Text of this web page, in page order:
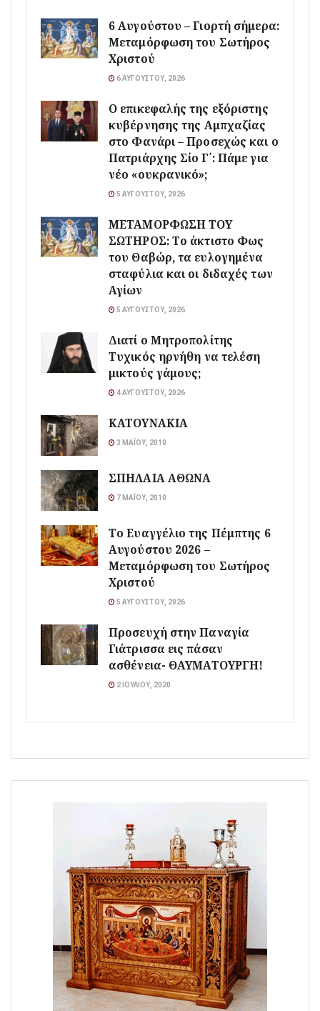
6 Αυγούστου – Γιορτή σήμερα:
Μεταμόρφωση του Σωτήρος
Χριστού
6 ΑΥΓΟΎΣΤΟΥ, 2026
Ο επικεφαλής της εξόριστης
κυβέρνησης της Αμπχαζίας
στο Φανάρι – Προσεχώς και ο
Πατριάρχης Σίο Γ΄: Πάμε για
νέο «ουκρανικό»;
5 ΑΥΓΟΎΣΤΟΥ, 2026
ΜΕΤΑΜΟΡΦΩΣΗ ΤΟΥ
ΣΩΤΗΡΟΣ: Το άκτιστο Φως
του Θαβώρ, τα ευλογημένα
σταφύλια και οι διδαχές των
Αγίων
5 ΑΥΓΟΎΣΤΟΥ, 2026
Διατί ο Μητροπολίτης
Τυχικός ηρνήθη να τελέση
μικτούς γάμους;
4 ΑΥΓΟΎΣΤΟΥ, 2026
ΚΑΤΟΥΝΑΚΙΑ
3 ΜΑΪ́ΟΥ, 2010
ΣΠΗΛΑΙΑ ΑΘΩΝΑ
7 ΜΑΪ́ΟΥ, 2010
Το Ευαγγέλιο της Πέμπτης 6
Αυγούστου 2026 –
Μεταμόρφωση του Σωτήρος
Χριστού
5 ΑΥΓΟΎΣΤΟΥ, 2026
Προσευχή στην Παναγία
Γιάτρισσα εις πάσαν
ασθένεια- ΘΑΥΜΑΤΟΥΡΓΗ!
2 ΙΟΥΛΊΟΥ, 2020